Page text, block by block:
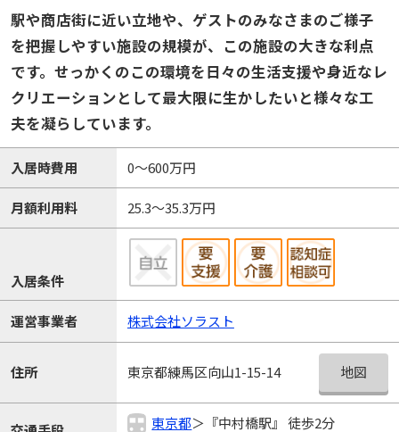
駅や商店街に近い立地や、ゲストのみなさまのご様子
を把握しやすい施設の規模が、この施設の大きな利点
です。せっかくのこの環境を日々の生活支援や身近なレ
クリエーションとして最大限に生かしたいと様々な工
夫を凝らしています。
入居時費用 0～600万円
月額利用料 25.3～35.3万円
入居条件
運営事業者 株式会社ソラスト
住所 東京都練馬区向山1-15-14 地図
東京都＞『中村橋駅』 徒歩2分